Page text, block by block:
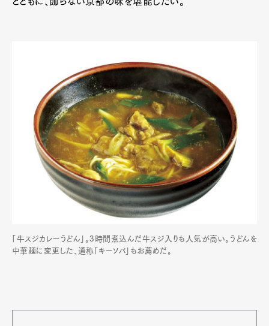
「牛スジカレーうどん」。3時間煮込んだ牛スジ入りも人気が高い。うどんを
中華麺に変更した、通称「キーソバ」もお薦めだ。